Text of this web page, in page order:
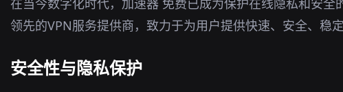
在当今数字化时代，加速器 免费已成为保护在线隐私和安
领先的VPN服务提供商，致力于为用户提供快速、安全、稳
安全性与隐私保护